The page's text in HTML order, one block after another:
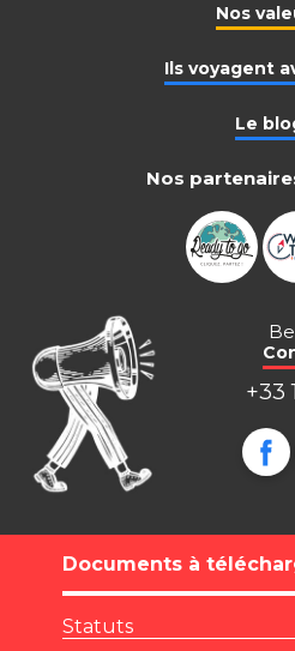
Nos
Ils voyagent
Le
Nos
+33
Documents à
Statuts